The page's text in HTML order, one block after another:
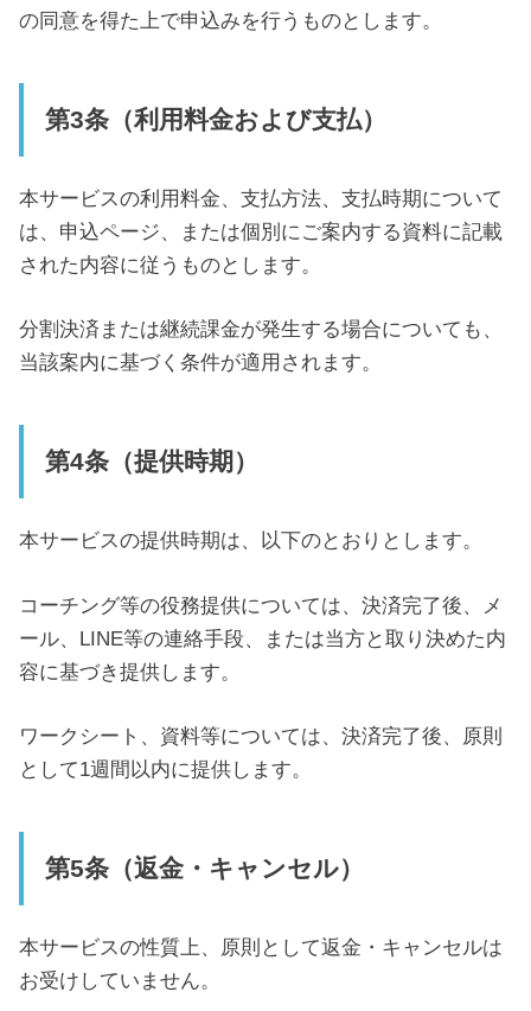
の同意を得た上で申込みを行うものとします。
第3条（利用料金および支払）
本サービスの利用料金、支払方法、支払時期について
は、申込ページ、または個別にご案内する資料に記載
された内容に従うものとします。
分割決済または継続課金が発生する場合についても、
当該案内に基づく条件が適用されます。
第4条（提供時期）
本サービスの提供時期は、以下のとおりとします。
コーチング等の役務提供については、決済完了後、メ
ール、LINE等の連絡手段、または当方と取り決めた内
容に基づき提供します。
ワークシート、資料等については、決済完了後、原則
として1週間以内に提供します。
第5条（返金・キャンセル）
本サービスの性質上、原則として返金・キャンセルは
お受けしていません。